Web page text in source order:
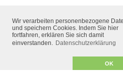
Wir verarbeiten personenbezogene
und speichern Cookies. Indem Sie hier
fortfahren, erklären Sie sich damit
einverstanden. Datenschutzerklärung
OK
Impressum
2026 © danzware